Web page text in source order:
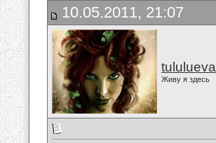
10.05.2011, 21:07
tululueva
Живу я здесь